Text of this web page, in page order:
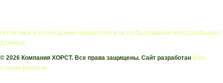
ПОЛИТИКА В ОТНОШЕНИИ ОБРАБОТКИ И ИСПОЛЬЗОВАНИИ ПЕРСОНАЛЬНЫХ
ДАННЫХ
© 2026 Компания ХОРСТ. Все права защищены. Сайт разработан Веб-
студия Наноток